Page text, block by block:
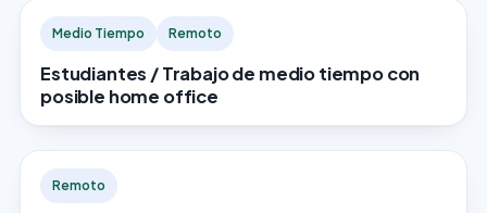
Medio Tiempo Remoto
Estudiantes / Trabajo de medio tiempo con
posible home office
Remoto